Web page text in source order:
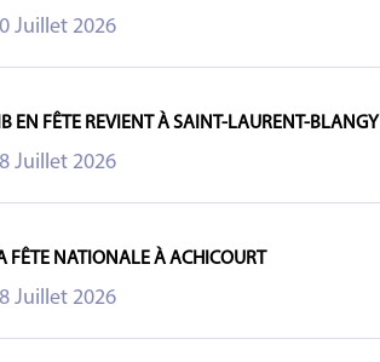
Juillet 2026
EN FÊTE REVIENT À SAINT-LAURENT-BLANGY
Juillet 2026
FÊTE NATIONALE À ACHICOURT
Juillet 2026